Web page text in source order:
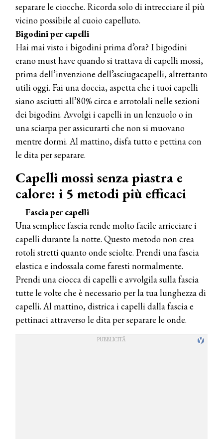
separare le ciocche. Ricorda solo di intrecciare il più
vicino possibile al cuoio capelluto.
Bigodini per capelli
Hai mai visto i bigodini prima d’ora? I bigodini
erano must have quando si trattava di capelli mossi,
prima dell’invenzione dell’asciugacapelli, altrettanto
utili oggi. Fai una doccia, aspetta che i tuoi capelli
siano asciutti all’80% circa e arrotolali nelle sezioni
dei bigodini. Avvolgi i capelli in un lenzuolo o in
una sciarpa per assicurarti che non si muovano
mentre dormi. Al mattino, disfa tutto e pettina con
le dita per separare.
Capelli mossi senza piastra e
calore: i 5 metodi più efficaci
Fascia per capelli
Una semplice fascia rende molto facile arricciare i
capelli durante la notte. Questo metodo non crea
rotoli stretti quanto onde sciolte. Prendi una fascia
elastica e indossala come faresti normalmente.
Prendi una ciocca di capelli e avvolgila sulla fascia
tutte le volte che è necessario per la tua lunghezza di
capelli. Al mattino, districa i capelli dalla fascia e
pettinaci attraverso le dita per separare le onde.